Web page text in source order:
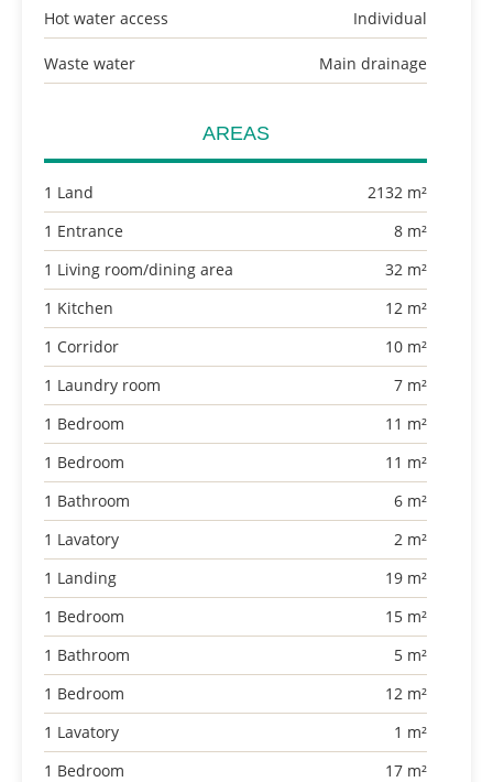
Hot water access Individual
Waste water Main drainage
AREAS
1 Land
2132 m²
1 Entrance
8 m²
1 Living room/dining area
32 m²
1 Kitchen
12 m²
1 Corridor
10 m²
1 Laundry room
7 m²
1 Bedroom
11 m²
1 Bedroom
11 m²
1 Bathroom
6 m²
1 Lavatory
2 m²
1 Landing
19 m²
1 Bedroom
15 m²
1 Bathroom
5 m²
1 Bedroom
12 m²
1 Lavatory
1 m²
1 Bedroom
17 m²